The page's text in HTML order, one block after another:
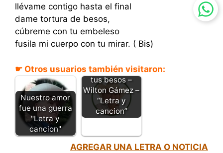
llévame contigo hasta el final
dame tortura de besos,
cúbreme con tu embeleso
fusila mi cuerpo con tu mirar. ( Bis)
☛ Otros usuarios también visitaron:
Nuestro amor
fue una guerra
"Letra y
cancion"
Prisionero de
tus besos –
Wilton Gámez –
“Letra y
cancion”
AGREGAR UNA LETRA O NOTICIA